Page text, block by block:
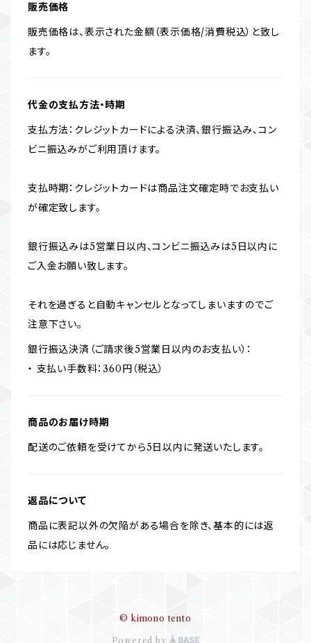
販売価格
販売価格は、表示された金額（表示価格/消費税込）と致し
ます。
代金の支払方法・時期
支払方法：クレジットカードによる決済、銀行振込み、コン
ビニ振込みがご利用頂けます。
支払時期：クレジットカードは商品注文確定時でお支払い
が確定致します。
銀行振込みは5営業日以内、コンビニ振込みは5日以内に
ご入金お願い致します。
それを過ぎると自動キャンセルとなってしまいますのでご
注意下さい。
銀行振込決済（ご請求後5営業日以内のお支払い）：
・ 支払い手数料：360円（税込）
商品のお届け時期
配送のご依頼を受けてから5日以内に発送いたします。
返品について
商品に表記以外の欠陥がある場合を除き、基本的には返
品には応じません。
© kimono tento
Powered by